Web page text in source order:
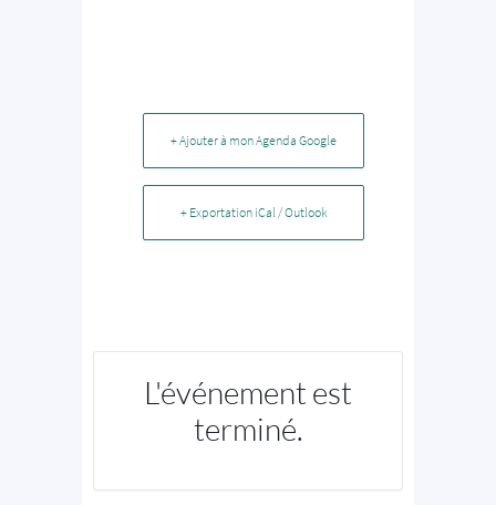
+ Ajouter à mon Agenda Google
+ Exportation iCal / Outlook
L'événement est
terminé.